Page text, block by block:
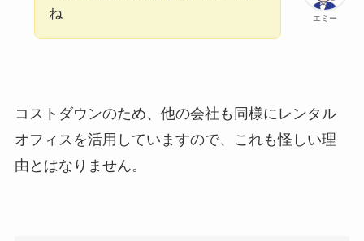
エミー
ね
コストダウンのため、他の会社も同様にレンタル
オフィスを活用していますので、これも怪しい理
由とはなりません。